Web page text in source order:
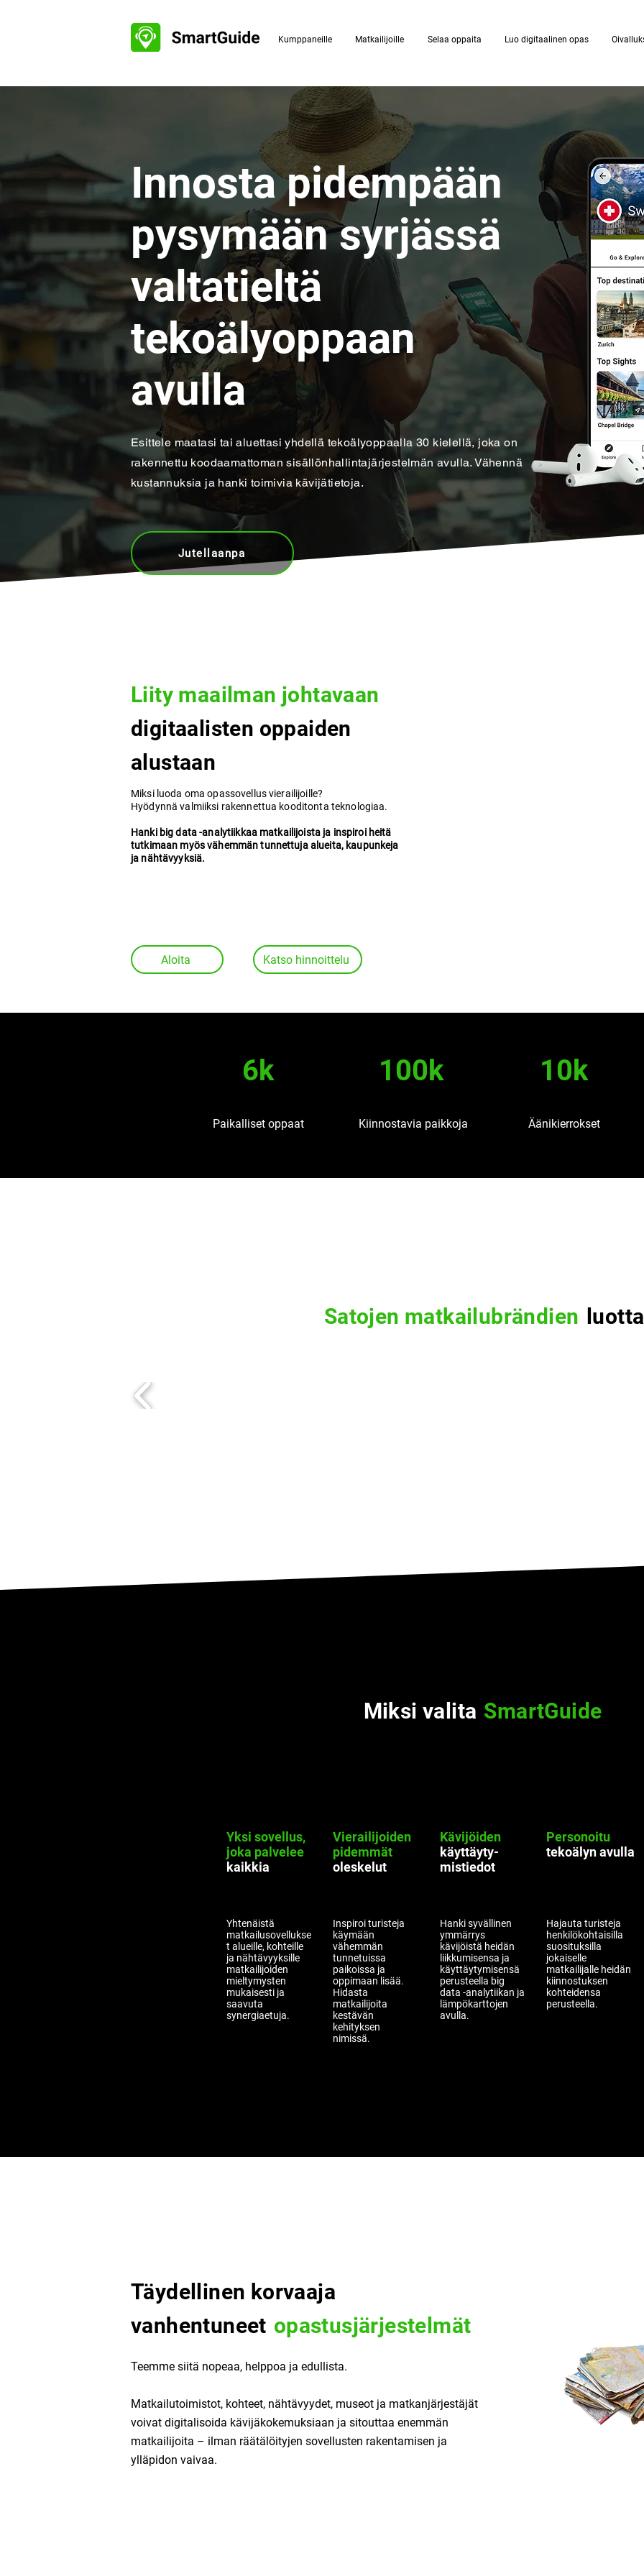
Kumppaneille Matkailijoille Selaa oppaita Luo digitaalinen opas
Innosta pidempään
pysymään syrjässä
valtatieltä
tekoälyoppaan
avulla
Esittele maatasi tai aluettasi yhdellä tekoälyoppaalla 30 kielellä, joka on
rakennettu koodaamattoman sisällönhallintajärjestelmän avulla. Vähennä
kustannuksia ja hanki toimivia kävijätietoja.
Jutellaanpa
Liity maailman johtavaan
digitaalisten oppaiden
alustaan
Miksi luoda oma opassovellus vierailijoille?
Hyödynnä valmiiksi rakennettua kooditonta teknologiaa.
Hanki big data -analytiikkaa matkailijoista ja inspiroi heitä
tutkimaan myös vähemmän tunnettuja alueita, kaupunkeja
ja nähtävyyksiä.
Aloita Katso hinnoittelu
6k
Paikalliset oppaat
100k
Kiinnostavia paikkoja
10k
Äänikierrokset
Satojen matkailubrändien
Miksi valita SmartGuide
Yksi sovellus,
joka palvelee
kaikkia
Yhtenäistä
matkailusovellukse
t alueille, kohteille
ja nähtävyyksille
matkailijoiden
mieltymysten
mukaisesti ja
saavuta
synergiaetuja.
Vierailijoiden
pidemmät
oleskelut
Inspiroi turisteja
käymään
vähemmän
tunnetuissa
paikoissa ja
oppimaan lisää.
Hidasta
matkailijoita
kestävän
kehityksen
nimissä.
Kävijöiden
käyttäyty-
mistiedot
Personoitu
tekoälynavulla
Hanki syvällinen
ymmärrys
kävijöistä heidän
liikkumisensa ja
käyttäytymisensä
perusteella big
data -analytiikan ja
lämpökarttojen
avulla.
Hajauta turisteja
henkilökohtaisilla
suosituksilla
jokaiselle
matkailijalle heidän
kiinnostuksen
kohteidensa
perusteella.
Täydellinen korvaaja
vanhentuneet opastusjärjestelmät
Teemme siitä nopeaa, helppoa ja edullista.
Matkailutoimistot, kohteet, nähtävyydet, museot ja matkanjärjestäjät
voivat digitalisoida kävijäkokemuksiaan ja sitouttaa enemmän
matkailijoita – ilman räätälöityjen sovellusten rakentamisen ja
ylläpidon vaivaa.